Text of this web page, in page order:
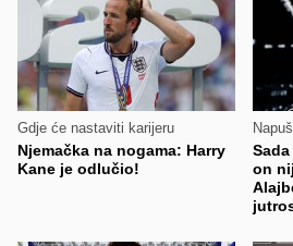
Gdje će nastaviti karijeru
Njemačka na nogama: Harry
Kane je odlučio!
on